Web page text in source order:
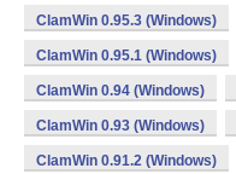
ClamWin 0.95.3 (Windows)
ClamWin 0.95.1 (Windows)
ClamWin 0.94 (Windows)
ClamWin 0.93 (Windows)
ClamWin 0.91.2 (Windows)